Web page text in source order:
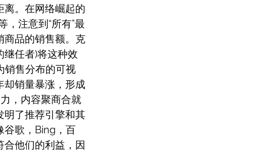
离。在网络崛起的
注意到“所有”最
商品的销售额。克
继任者)将这种效
销售分布的可视
却销量暴涨，形成
，内容聚商合就
明了推荐引擎和其
谷歌，Bing，百
合他们的利益，因